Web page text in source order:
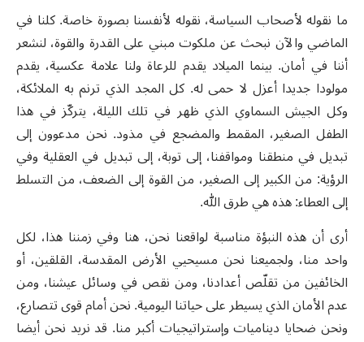
ما نقوله لأصحاب السياسة، نقوله لأنفسنا بصورة خاصة. كلنا في
الماضي والآن نبحث عن ملكوت مبني على القدرة والقوة، لنشعر
أننا في أمان. بينما الميلاد يقدم للرعاة ولنا علامة عكسية، يقدم
مولودا جديدا أعزل لا حمى له. كل المجد الذي ترنم به الملائكة،
وكل الجيش السماوي الذي ظهر في تلك الليلة، يتركّز في هذا
الطفل الصغير، المقمط والمضجع في مذود. نحن مدعوون إلى
تبديل في منطقنا ومواقفنا، إلى توبة، إلى تبديل في العقلية وفي
الرؤية: من الكبير إلى الصغير، من القوة إلى الضعف، من التسلط
إلى العطاء: هذه هي طرق الله.
أرى أن هذه النبؤة مناسبة لواقعنا نحن، هنا وفي زمننا هذا، لكل
واحد منا، ولجميعنا نحن مسيحيي الأرض المقدسة، القلقين، أو
الخائفين من تقلّص أعدادنا، ومن نقص في وسائل عيشنا، ومن
عدم الأمان الذي يسيطر على حياتنا اليومية. نحن أمام قوى تتصارع،
ونحن ضحايا ديناميات وإستراتيجيات أكبر منا. قد نريد نحن أيضا